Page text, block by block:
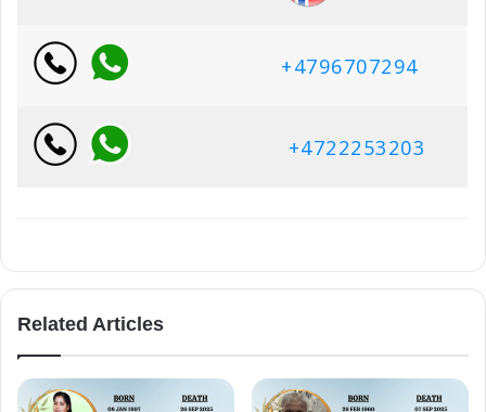
+4796707294
+4722253203
Related Articles